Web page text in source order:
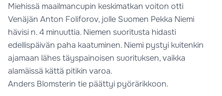
Miehissä maailmancupin keskimatkan voiton otti
Venäjän Anton Foliforov, jolle Suomen Pekka Niemi
hävisi n. 4 minuuttia. Niemen suoritusta hidasti
edellispäivän paha kaatuminen. Niemi pystyi kuitenkin
ajamaan lähes täyspainoisen suorituksen, vaikka
alamäissä kättä pitikin varoa.
Anders Blomsterin tie päättyi pyörärikkoon.